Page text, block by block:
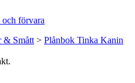
förvara
& Smått > Plånbok Tinka Kanin